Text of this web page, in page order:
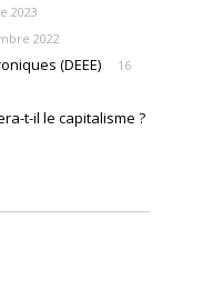
2023
2022
(DEEE)
16
t-il le capitalisme ?